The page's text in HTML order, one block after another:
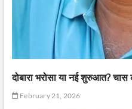
दोबारा भरोसा या नई शुरुआत?
February 21, 2026